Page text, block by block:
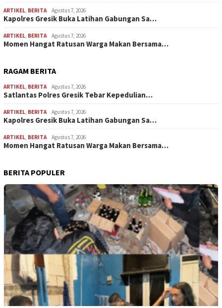
ARTIKEL, BERITA Agustus 7, 2026
Kapolres Gresik Buka Latihan Gabungan Sa…
ARTIKEL, BERITA Agustus 7, 2026
Momen Hangat Ratusan Warga Makan Bersama…
RAGAM BERITA
ARTIKEL, BERITA Agustus 7, 2026
Satlantas Polres Gresik Tebar Kepedulian…
ARTIKEL, BERITA Agustus 7, 2026
Kapolres Gresik Buka Latihan Gabungan Sa…
ARTIKEL, BERITA Agustus 7, 2026
Momen Hangat Ratusan Warga Makan Bersama…
BERITA POPULER